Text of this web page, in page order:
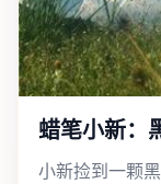
蜡笔小新：
小新捡到一颗